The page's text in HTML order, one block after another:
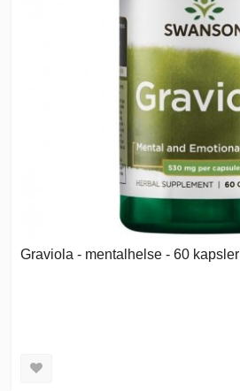
Graviola - mentalhelse - 60 kapsler